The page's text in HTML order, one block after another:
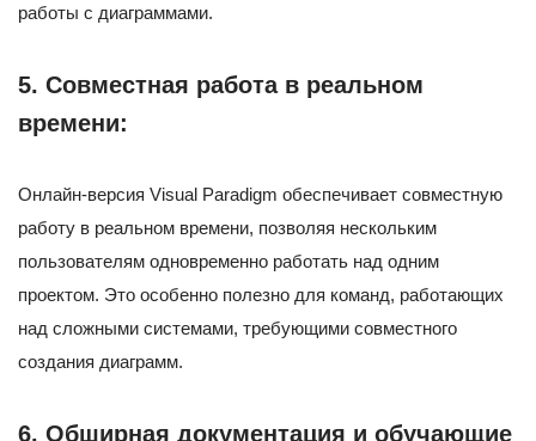
работы с диаграммами.
5. Совместная работа в реальном
времени:
Онлайн-версия Visual Paradigm обеспечивает совместную
работу в реальном времени, позволяя нескольким
пользователям одновременно работать над одним
проектом. Это особенно полезно для команд, работающих
над сложными системами, требующими совместного
создания диаграмм.
6. Обширная документация и обучающие